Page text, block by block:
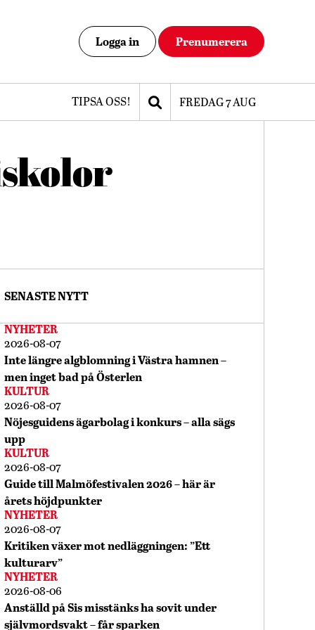
Logga in Prenumerera
TIPSA OSS! FREDAG 7 AUG
SENASTE NYTT
NYHETER
2026-08-07
Inte längre algblomning i Västra hamnen –
men inget bad på Österlen
KULTUR
2026-08-07
Nöjesguidens ägarbolag i konkurs – alla sägs
upp
KULTUR
2026-08-07
Guide till Malmöfestivalen 2026 – här är
årets höjdpunkter
NYHETER
2026-08-07
Kritiken växer mot nedläggningen: ”Ett
kulturarv”
NYHETER
2026-08-06
Anställd på Sis misstänks ha sovit under
självmordsvakt – får sparken